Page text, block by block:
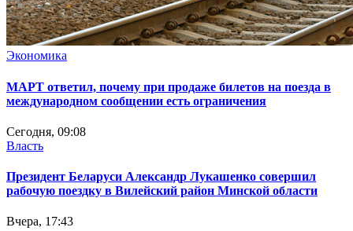
Экономика
МАРТ ответил, почему при продаже билетов на поезда в
международном сообщении есть ограничения
Сегодня, 09:08
Власть
Президент Беларуси Александр Лукашенко совершил
рабочую поездку в Вилейский район Минской области
Вчера, 17:43